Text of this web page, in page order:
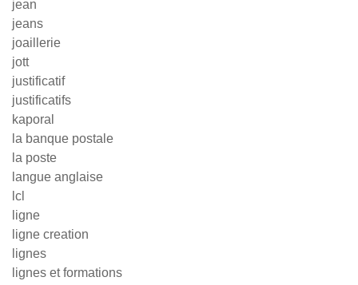
jean
jeans
joaillerie
jott
justificatif
justificatifs
kaporal
la banque postale
la poste
langue anglaise
lcl
ligne
ligne creation
lignes
lignes et formations